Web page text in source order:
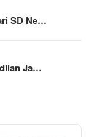
SD Ne…
Ja…